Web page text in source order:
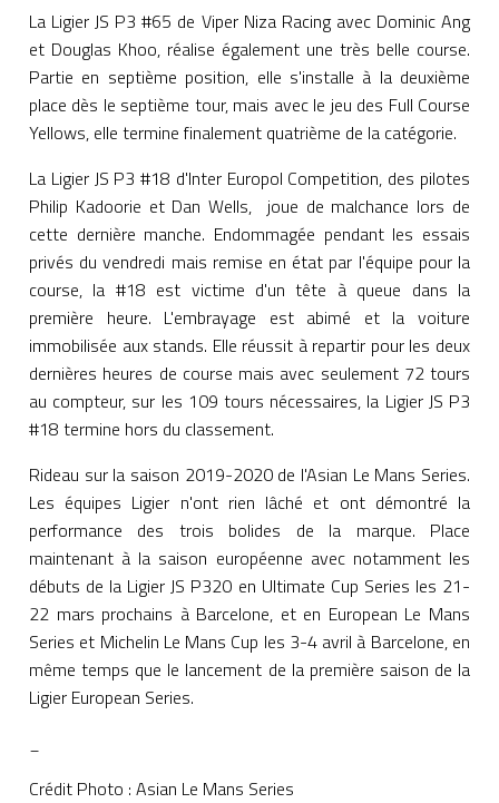
La Ligier JS P3 #65 de Viper Niza Racing avec Dominic Ang
et Douglas Khoo, réalise également une très belle course.
Partie en septième position, elle s'installe à la deuxième
place dès le septième tour, mais avec le jeu des Full Course
Yellows, elle termine finalement quatrième de la catégorie.
La Ligier JS P3 #18 d'Inter Europol Competition, des pilotes
Philip Kadoorie et Dan Wells, joue de malchance lors de
cette dernière manche. Endommagée pendant les essais
privés du vendredi mais remise en état par l'équipe pour la
course, la #18 est victime d'un tête à queue dans la
première heure. L'embrayage est abimé et la voiture
immobilisée aux stands. Elle réussit à repartir pour les deux
dernières heures de course mais avec seulement 72 tours
au compteur, sur les 109 tours nécessaires, la Ligier JS P3
#18 termine hors du classement.
Rideau sur la saison 2019-2020 de l'Asian Le Mans Series.
Les équipes Ligier n'ont rien lâché et ont démontré la
performance des trois bolides de la marque. Place
maintenant à la saison européenne avec notamment les
débuts de la Ligier JS P320 en Ultimate Cup Series les 21-
22 mars prochains à Barcelone, et en European Le Mans
Series et Michelin Le Mans Cup les 3-4 avril à Barcelone, en
même temps que le lancement de la première saison de la
Ligier European Series.
Crédit Photo : Asian Le Mans Series